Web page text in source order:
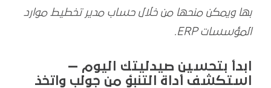
بها ويمكن منحها من خلال حساب مدير تخطيط موارد
المؤسسات ERP.
ابدأ بتحسين صيدليتك اليوم —
استكشف أداة التنبؤ من جولب واتخذ